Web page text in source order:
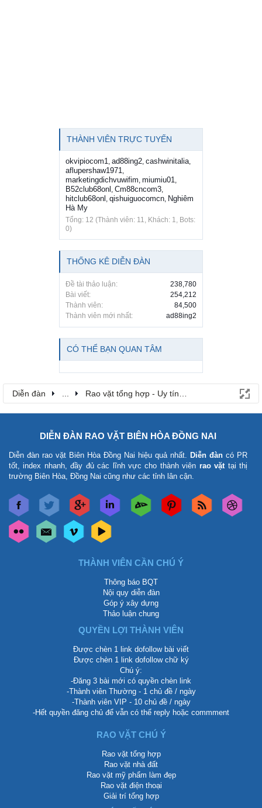
THÀNH VIÊN TRỰC TUYẾN
okvipiocom1 ad88ing2 cashwinitalia
aflupershaw1971
marketingdichvuwifim miumiu01
B52club68onl Cm88cncom3
hitclub68onl qishuiguocomcn Nghiêm
Hà My
Tổng: 12 (Thành viên: 11, Khách: 1, Bots:
0)
THỐNG KÊ DIỄN ĐÀN
Đề tài thảo luận:
238,780
Bài viết:
254,212
Thành viên:
84,500
Thành viên mới nhất:
ad88ing2
CÓ THỂ BẠN QUAN TÂM
Diễn đàn Rao vặt tổng hợp - Uy tín - Miễn phí
DIỄN ĐÀN RAO VẶT BIÊN HÒA ĐỒNG NAI
Diễn đàn rao vặt Biên Hòa Đồng Nai hiệu quả nhất. Diễn đàn có PR
tốt, index nhanh, đầy đủ các lĩnh vực cho thành viên rao vặt tại thị
trường Biên Hòa, Đồng Nai cũng như các tỉnh lân cận.
THÀNH VIÊN CẦN CHÚ Ý
Thông báo BQT
Nội quy diễn đàn
Góp ý xây dựng
Thảo luận chung
QUYỀN LỢI THÀNH VIÊN
Được chèn 1 link dofollow bài viết
Được chèn 1 link dofollow chữ ký
Chú ý:
-Đăng 3 bài mới có quyền chèn link
-Thành viên Thường - 1 chủ đề / ngày
-Thành viên VIP - 10 chủ đề / ngày
-Hết quyền đăng chủ để vẫn có thể reply hoặc commment
RAO VẶT CHÚ Ý
Rao vặt tổng hợp
Rao vặt nhà đất
Rao vặt mỹ phẩm làm đẹp
Rao vặt điện thoại
Giải trí tổng hợp